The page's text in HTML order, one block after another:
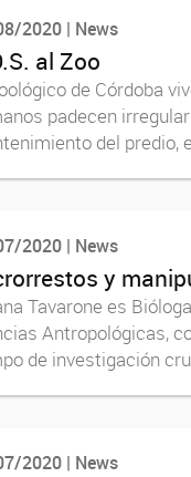
2020 | News
al Zoo
de Córdoba
padecen
del predio,
2020 | News
y
Tavarone es
Antropológicas,
de investigación
2020 | News